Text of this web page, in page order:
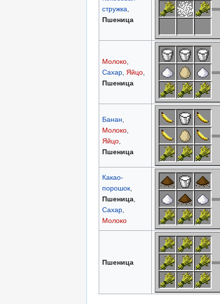
стружка,
Пшеница
Молоко,
Сахар, Яйцо,
Пшеница
Банан,
Молоко,
Яйцо,
Пшеница
Какао-
порошок,
Пшеница,
Сахар,
Молоко
Пшеница